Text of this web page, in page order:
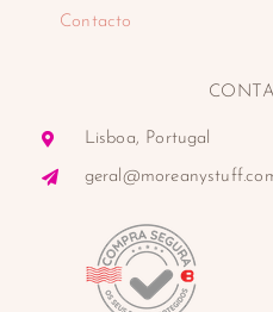
Contacto
Lisboa, Portugal